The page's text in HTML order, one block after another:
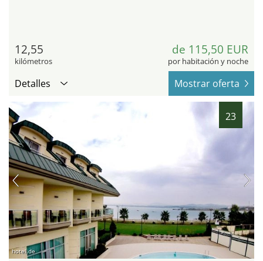
12,55
kilómetros
de 115,50 EUR
por habitación y noche
Detalles Mostrar oferta
23
hotel.de